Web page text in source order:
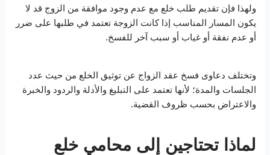
ولهذا فإن تقديم طلب خلع مع عدم وجود موافقة من الزوج قد لا
يكون المسار المناسب إذا كانت الزوجة تعتمد في طلبها على ضرر
أو عدم نفقة أو غياب أو سبب آخر للفسخ.
وتختلف دعاوى فسخ عقد الزواج عن توثيق الخلع من حيث عدد
الجلسات والمدة؛ لأنها تعتمد على التبليغ والأدلة والردود والخبرة
والاعتراض بحسب ظروف القضية.
لماذا تحتاجين إلى محامي خلع